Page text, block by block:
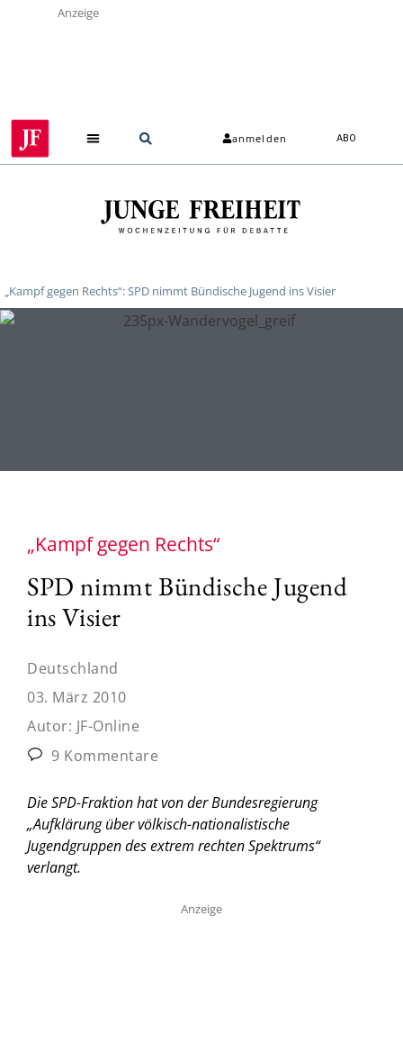
Anzeige
anmelden ABO
„Kampf gegen Rechts“: SPD nimmt Bündische Jugend ins Visier
„Kampf gegen Rechts“
SPD nimmt Bündische Jugend
ins Visier
Deutschland
03. März 2010
Autor: JF-Online
9 Kommentare
Die SPD-Fraktion hat von der Bundesregierung
„Aufklärung über völkisch-nationalistische
Jugendgruppen des extrem rechten Spektrums“
verlangt.
Anzeige